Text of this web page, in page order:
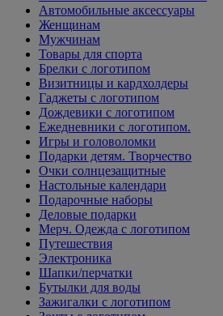
Автомобильные аксессуары
Женщинам
Мужчинам
Товары для спорта
Брелки с логотипом
Визитницы и кардхолдеры
Гаджеты с логотипом
Дождевики с логотипом
Ежедневники с логотипом.
Игры и головоломки
Подарки детям. Творчество
Очки солнцезащитные
Настольные календари
Подарочные наборы
Деловые подарки
Мерч. Одежда с логотипом
Путешествия
Электроника
Шапки/перчатки
Бутылки для воды
Зажигалки с логотипом